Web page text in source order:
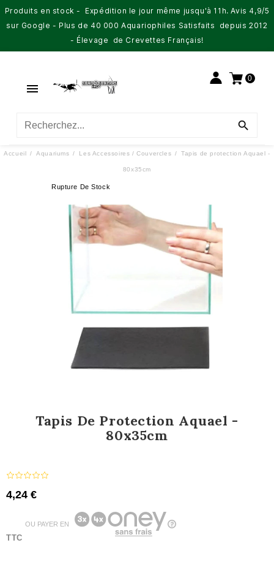
Produits en stock - Expédition le jour même jusqu'à 11h. Avis 4,9/5
sur Google - Plus de 40 000 Aquariophiles Satisfaits depuis 2012
- Élevage de Crevettes Français!

0

Accueil Aquariums Les Accessoires / Couvercles Tapis de protection Aquael -
80x35cm
Rupture De Stock
Tapis De Protection Aquael -
80x35cm
4,24 €
TTC
OU PAYER EN